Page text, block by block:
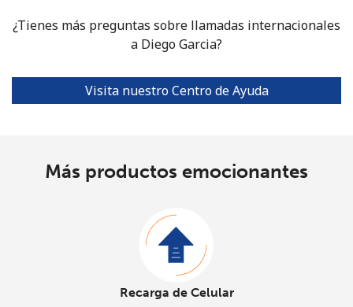
¿Tienes más preguntas sobre llamadas internacionales
a Diego Garcia?
Visita nuestro Centro de Ayuda
Más productos emocionantes
Recarga de Celular